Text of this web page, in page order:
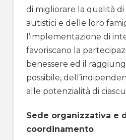
di migliorare la qualità di
autistici e delle loro
l’implementazione di
favoriscano la
benessere ed il
possibile,
alle potenzialità di
Sede organizzativa e
coordinamento